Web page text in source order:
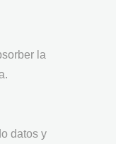
la
datos y